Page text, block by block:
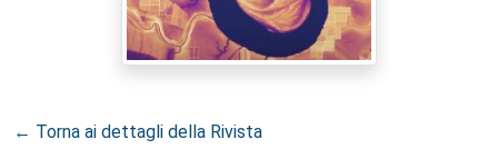
← Torna ai dettagli della Rivista